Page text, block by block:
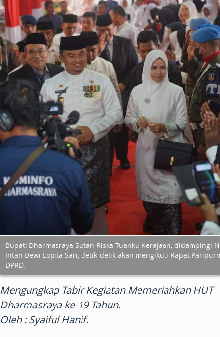
Bupati Dharmasraya Sutan Riska Tuanku Kerajaan, didampingi
Intan Dewi Lopita Sari, detik-detik akan mengikuti Rapat
DPRD.
Mengungkap Tabir Kegiatan Memeriahkan HUT
Dharmasraya ke-19 Tahun.
Oleh : Syaiful Hanif.